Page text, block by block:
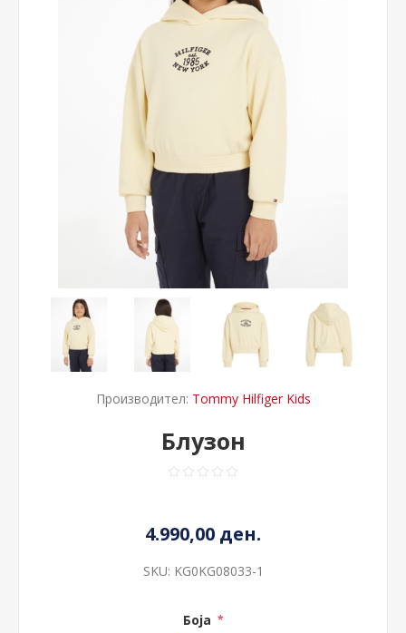
Производител: Tommy Hilfiger Kids
Блузон
4.990,00 ден.
SKU: KG0KG08033-1
Боја *